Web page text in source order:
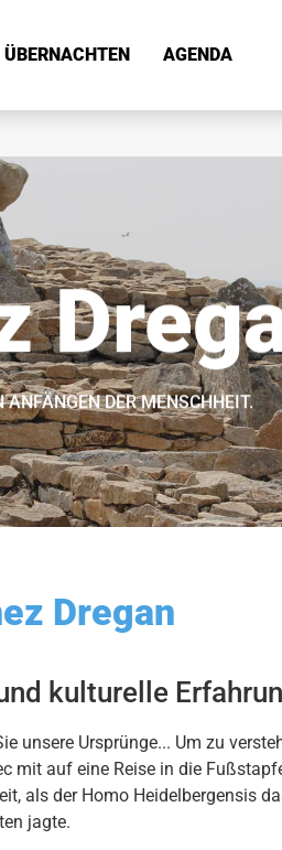
ÜBERNACHTEN AGENDA
ANFÄNGEN DER MENSCHHEIT.
Dregan
kulturelle
unsere Ursprünge... Um zu
mit auf eine Reise in die
als der Homo Heidelbergensis
jagte.